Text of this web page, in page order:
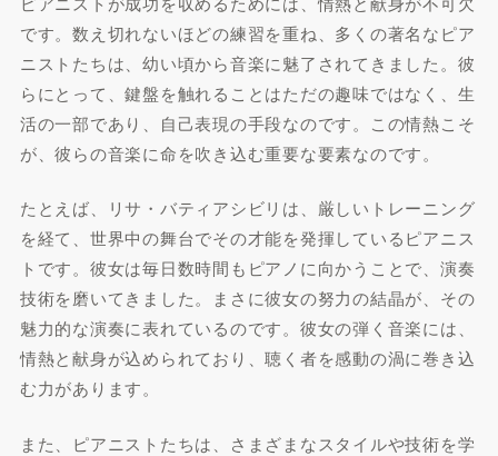
です。数え切れないほどの練習を重ね、多くの著名なピア
ニストたちは、幼い頃から音楽に魅了されてきました。彼
らにとって、鍵盤を触れることはただの趣味ではなく、生
活の一部であり、自己表現の手段なのです。この情熱こそ
が、彼らの音楽に命を吹き込む重要な要素なのです。
たとえば、リサ・バティアシビリは、厳しいトレーニング
を経て、世界中の舞台でその才能を発揮しているピアニス
トです。彼女は毎日数時間もピアノに向かうことで、演奏
技術を磨いてきました。まさに彼女の努力の結晶が、その
魅力的な演奏に表れているのです。彼女の弾く音楽には、
情熱と献身が込められており、聴く者を感動の渦に巻き込
む力があります。
また、ピアニストたちは、さまざまなスタイルや技術を学